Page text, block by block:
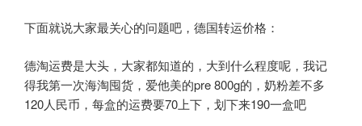
下面就说大家最关心的问题吧，德国转运价格：
德淘运费是大头，大家都知道的，大到什么程度呢，我记
得我第一次海淘囤货，爱他美的pre 800g的，奶粉差不多
120人民币，每盒的运费要70上下，划下来190一盒吧